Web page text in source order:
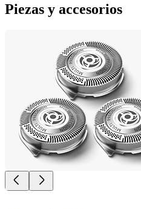
Piezas y accesorios